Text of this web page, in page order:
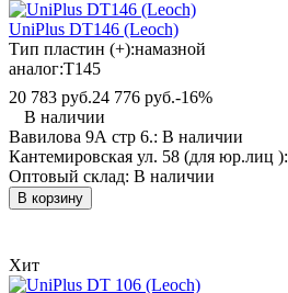
UniPlus DT146 (Leoch)
Тип пластин (+):намазной
аналог:T145
20 783 руб.24 776 руб.-16%
В наличии
Вавилова 9А стр 6.: В наличии
Кантемировская ул. 58 (для юр.лиц ):
Оптовый склад: В наличии
В корзину
Хит